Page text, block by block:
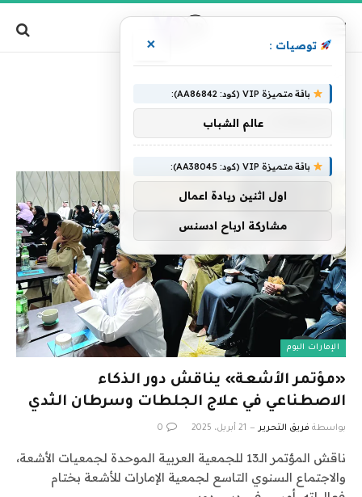
الإمارات اليوم
«مؤتمر الأشعة» يناقش دور الذكاء
الاصطناعي في علاج الجلطات وسرطان الثدي
بواسطة فريق التحرير 21 أبريل، 2025 0
ناقش المؤتمر الـ13 للجمعية العربية الموحدة لجمعيات الأشعة،
والاجتماع السنوي التاسع لجمعية الإمارات للأشعة بختام
توصيات : ×
باقة متميزة VIP (كود: AA86842):
عالم الشباب
باقة متميزة VIP (كود: AA38045):
اول اثنين ريادة اعمال
مشاركة ارباح ادسنس